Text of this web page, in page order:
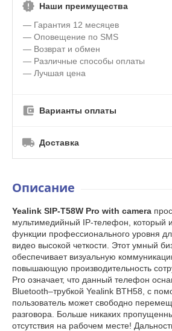
Наши преимущества
— Гарантия 12 месяцев
— Оповещение по SMS
— Возврат и обмен
— Различные способы оплаты
— Лучшая цена
Варианты оплаты
Доставка
Описание
Yealink SIP-T58W Pro with camera
мультимедийный IP-телефон, который
функции профессионального уровня
видео высокой четкости. Этот умный
обеспечивает визуальную
повышающую производительность
Pro означает, что данный телефон
Bluetooth–трубкой Yealink BTH58, с
пользователь может свободно
разговора. Больше никаких
отсутствия на рабочем месте!